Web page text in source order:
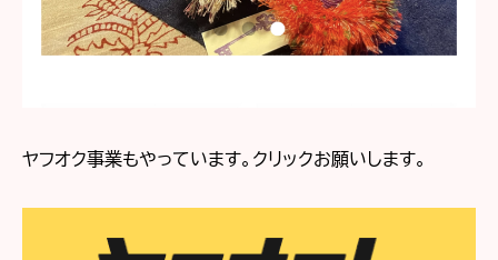
ヤフオク事業もやっています。クリックお願いします。